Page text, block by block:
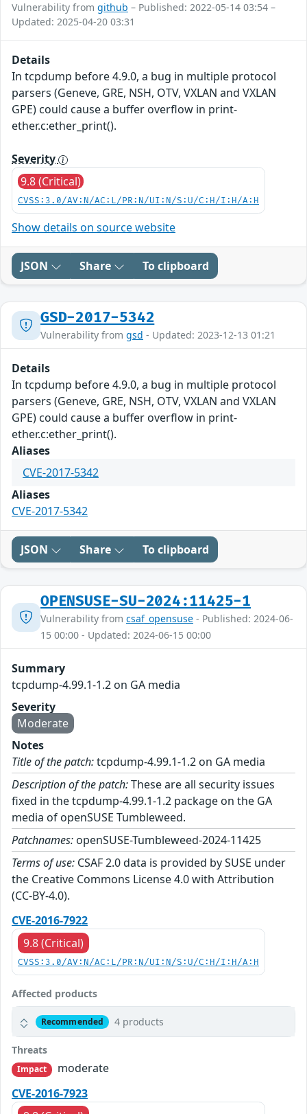
Vulnerability from github – Published: 2022-05-14 03:54 –
Updated: 2025-04-20 03:31
Details
In tcpdump before 4.9.0, a bug in multiple protocol
parsers (Geneve, GRE, NSH, OTV, VXLAN and VXLAN
GPE) could cause a buffer overflow in print-
ether.c:ether_print().
Severity
9.8 (Critical)
CVSS:3.0/AV:N/AC:L/PR:N/UI:N/S:U/C:H/I:H/A:H
Show details on source website
JSON Share To clipboard
GSD-2017-5342
Vulnerability from gsd - Updated: 2023-12-13 01:21
Details
In tcpdump before 4.9.0, a bug in multiple protocol
parsers (Geneve, GRE, NSH, OTV, VXLAN and VXLAN
GPE) could cause a buffer overflow in print-
ether.c:ether_print().
Aliases
CVE-2017-5342
Aliases
CVE-2017-5342
JSON Share To clipboard
OPENSUSE-SU-2024:11425-1
Vulnerability from csaf_opensuse - Published: 2024-06-
15 00:00 - Updated: 2024-06-15 00:00
Summary
tcpdump-4.99.1-1.2 on GA media
Severity
Moderate
Notes
Title of the patch:tcpdump-4.99.1-1.2 on GA media
Description of the patch:These are all security issues
fixed in the tcpdump-4.99.1-1.2 package on the GA
media of openSUSE Tumbleweed.
Patchnames: openSUSE-Tumbleweed-2024-11425
Terms of use: CSAF 2.0 data is provided by SUSE under
the Creative Commons License 4.0 with Attribution
(CC-BY-4.0).
CVE-2016-7922
9.8 (Critical)
CVSS:3.0/AV:N/AC:L/PR:N/UI:N/S:U/C:H/I:H/A:H
Affected products
Recommended 4 products
Threats
Impact
moderate
CVE-2016-7923